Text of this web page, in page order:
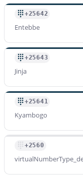
+25642
Entebbe
+25643
Jinja
+25641
Kyambogo
+2560